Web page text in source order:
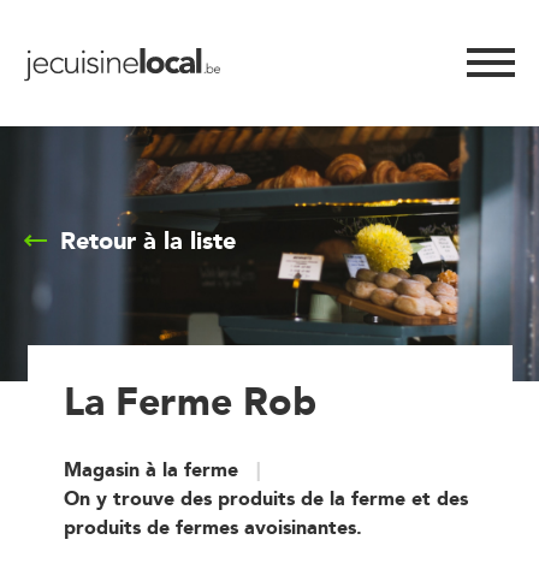
Retour à la liste
La Ferme Rob
Magasin à la ferme
On y trouve des produits de la ferme et des
produits de fermes avoisinantes.